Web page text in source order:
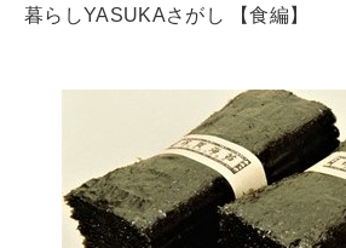
暮らしYASUKAさがし 【食編】